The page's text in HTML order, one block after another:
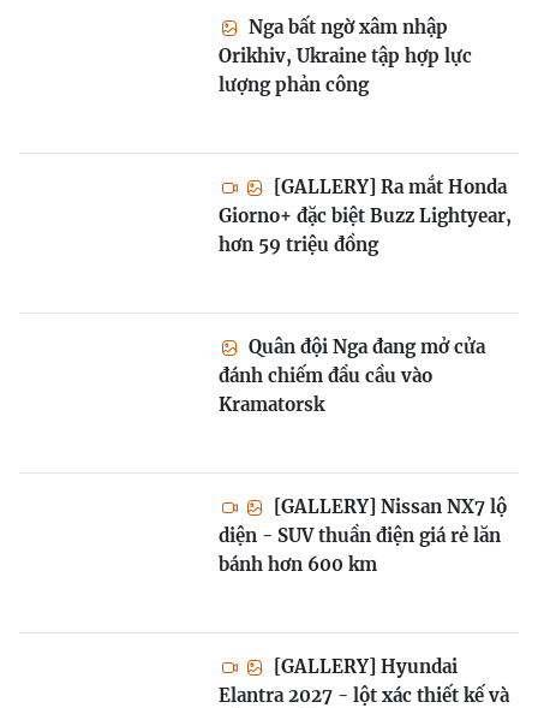
Nga bất ngờ xâm nhập
Orikhiv, Ukraine tập hợp lực
lượng phản công
[GALLERY] Ra mắt Honda
Giorno+ đặc biệt Buzz Lightyear,
hơn 59 triệu đồng
Quân đội Nga đang mở cửa
đánh chiếm đầu cầu vào
Kramatorsk
[GALLERY] Nissan NX7 lộ
diện - SUV thuần điện giá rẻ lăn
bánh hơn 600 km
[GALLERY] Hyundai
Elantra 2027 - lột xác thiết kế và